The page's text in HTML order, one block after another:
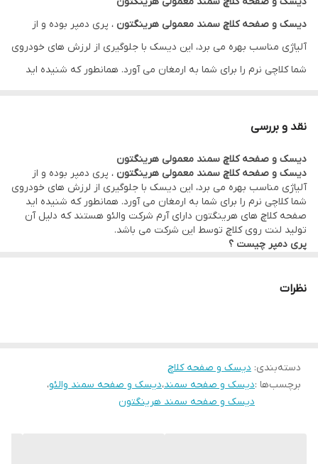
دیسک و صفحه کلاچ سمند معمولی هرینگتون ، پری دمپر بوده و از
آلیاژی مناسب بهره می برد، این دیسک با جلوگیری از لرزش های خودروی
شما کلاچی نرم را برای شما به ارمغان می آورد. همانطور که شنیده اید
پری دمپر چیست ؟
ویژگی پری دمپر بودن کلاچ به این معنی است که این قابلیت باعث می
شود تا قبل از درگیر شدن صفحه کلاچ، تعادل و لرزش خودرو را کمتر
شود، که اصطلاحا به آن لرزشگیر هم می گویند.
نقد و بررسی
دیسک و صفحه کلاچ سمند معمولی هرینگتون
دیسک و صفحه کلاچ سمند معمولی هرینگتون ، پری دمپر بوده و از
آلیاژی مناسب بهره می برد، این دیسک با جلوگیری از لرزش های خودروی
شما کلاچی نرم را برای شما به ارمغان می آورد. همانطور که شنیده اید
صفحه کلاچ های هرینگتون دارای آرم شرکت والئو هستند که دلیل آن
تولید لنت روی کلاچ توسط این شرکت می باشد.
پری دمپر چیست ؟
شود، که اصطلاحا به آن لرزشگیر هم می گویند.
نظرات
دسته‌بندی: دیسک و صفحه کلاچ
برچسب‌ها :دیسک و صفحه سمند،دیسک و صفحه سمند والئو،
دیسک و صفحه سمند هرینگتون